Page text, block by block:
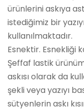
ürünlerini askıya
istediğimiz bir
kullanılmaktadır.
Esnektir. Esnekliği
Şeffaf lastik
askısı olarak da
şekli veya yazıyı
sütyenlerin askı